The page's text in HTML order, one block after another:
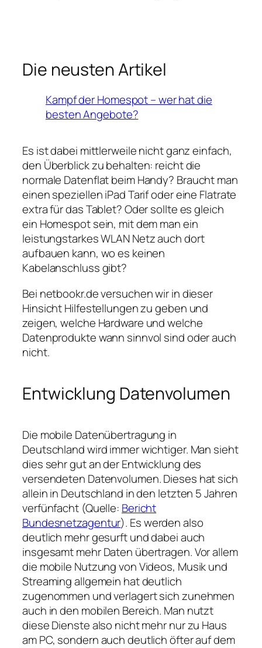
Die neusten Artikel
Kampf der Homespot – wer hat die
besten Angebote?
Es ist dabei mittlerweile nicht ganz einfach,
den Überblick zu behalten: reicht die
normale Datenflat beim Handy? Braucht man
einen speziellen iPad Tarif oder eine Flatrate
extra für das Tablet? Oder sollte es gleich
ein Homespot sein, mit dem man ein
leistungstarkes WLAN Netz auch dort
aufbauen kann, wo es keinen
Kabelanschluss gibt?
Bei netbookr.de versuchen wir in dieser
Hinsicht Hilfestellungen zu geben und
zeigen, welche Hardware und welche
Datenprodukte wann sinnvol sind oder auch
nicht.
Entwicklung Datenvolumen
Die mobile Datenübertragung in
Deutschland wird immer wichtiger. Man sieht
dies sehr gut an der Entwicklung des
versendeten Datenvolumen. Dieses hat sich
allein in Deutschland in den letzten 5 Jahren
verfünfacht (Quelle: Bericht
Bundesnetzagentur). Es werden also
deutlich mehr gesurft und dabei auch
insgesamt mehr Daten übertragen. Vor allem
die mobile Nutzung von Videos, Musik und
Streaming allgemein hat deutlich
zugenommen und verlagert sich zunehmen
auch in den mobilen Bereich. Man nutzt
diese Dienste also nicht mehr nur zu Haus
am PC, sondern auch deutlich öfter auf dem